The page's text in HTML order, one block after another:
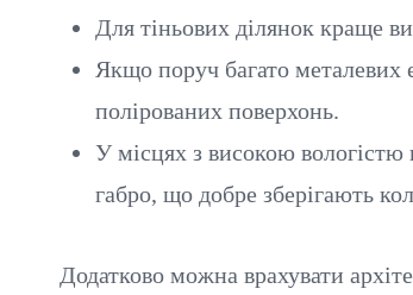
Для тіньових ділянок краще
Якщо поруч багато металевих
полірованих поверхонь.
У місцях з високою вологістю
габро, що добре зберігають
Додатково можна врахувати